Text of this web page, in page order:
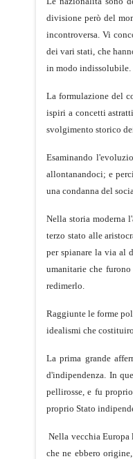
divisione però del
incontroversa. Vi
dei vari stati, che
in modo indissolubile.
La formulazione del
ispiri a concetti
svolgimento storico
Esaminando
allontanandoci; e
una condanna del
Nella storia moderna
terzo stato alle
per spianare la via al
umanitarie che
redimerlo.
Raggiunte le forme
idealismi che
La prima grande
d'indipendenza. In
pellirosse, e fu
proprio Stato
Nella vecchia
che ne ebbero